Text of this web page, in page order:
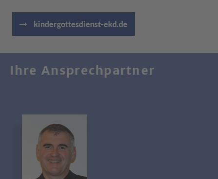
kindergottesdienst-ekd.de
Ihre Ansprechpartner